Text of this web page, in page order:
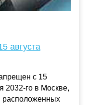
августа
с 15
2032-го в Москве,
расположенных